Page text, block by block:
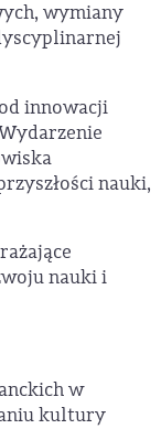
wymiany
innowacji
nauki,
nauki i
w
kultury